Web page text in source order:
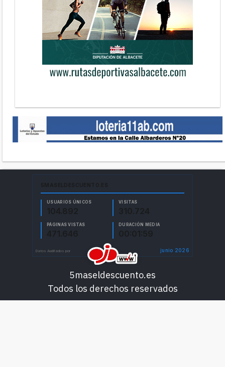
5maseldescuento.es
Todos los derechos reservados